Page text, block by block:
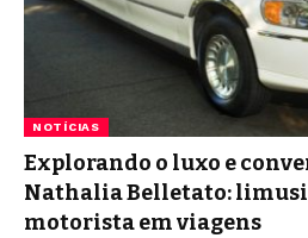
NOTÍCIAS
Explorando o luxo e
Nathalia Belletato:
motorista em viagens